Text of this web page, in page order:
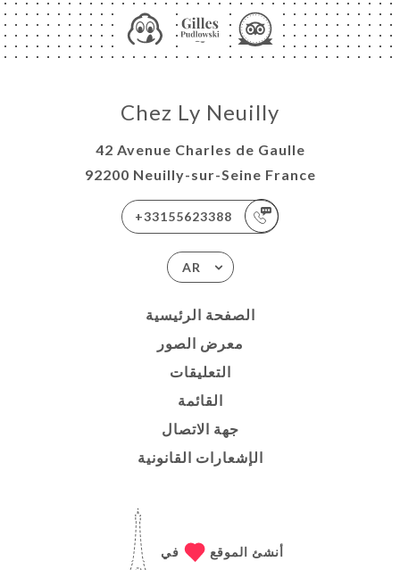
Chez Ly Neuilly
42 Avenue Charles de Gaulle
92200 Neuilly-sur-Seine France
+33155623388
AR
الصفحة الرئيسية
معرض الصور
التعليقات
القائمة
جهة الاتصال
الإشعارات القانونية
أنشئ الموقع في